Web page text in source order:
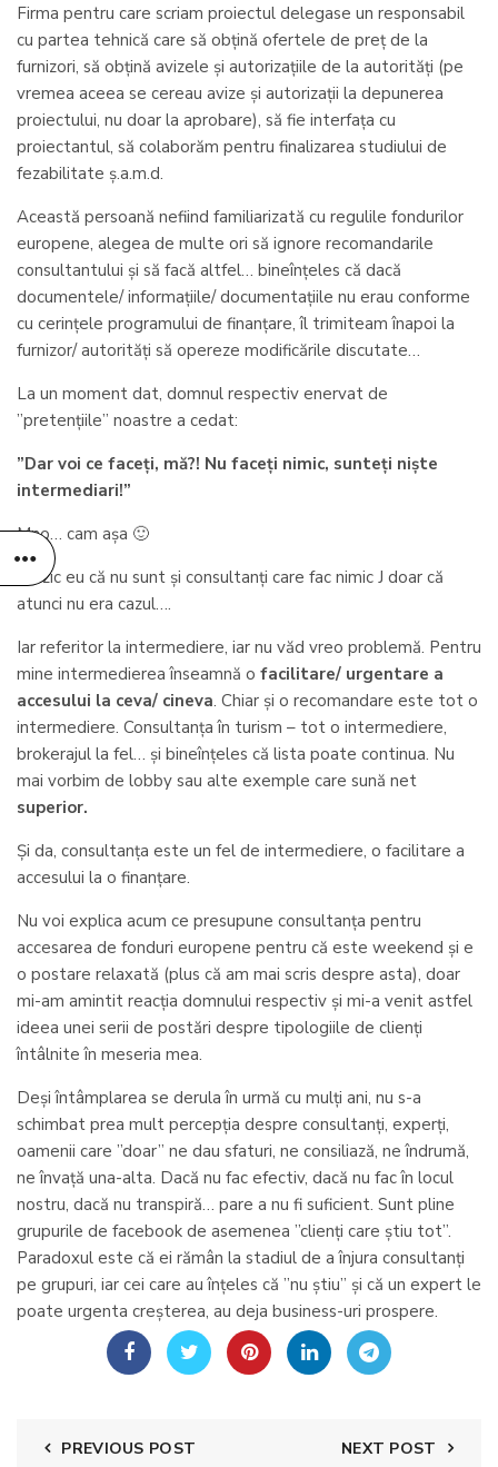
Firma pentru care scriam proiectul delegase un responsabil
cu partea tehnică care să obțină ofertele de preț de la
furnizori, să obțină avizele și autorizațiile de la autorități (pe
vremea aceea se cereau avize și autorizații la depunerea
proiectului, nu doar la aprobare), să fie interfața cu
proiectantul, să colaborăm pentru finalizarea studiului de
fezabilitate ș.a.m.d.
Această persoană nefiind familiarizată cu regulile fondurilor
europene, alegea de multe ori să ignore recomandarile
consultantului și să facă altfel… bineînțeles că dacă
documentele/ informațiile/ documentațiile nu erau conforme
cu cerințele programului de finanțare, îl trimiteam înapoi la
furnizor/ autorități să opereze modificările discutate…
La un moment dat, domnul respectiv enervat de
”pretențiile” noastre a cedat:
”Dar voi ce faceți, mă?! Nu faceți nimic, sunteți niște
intermediari!”
Mno… cam așa 🙂
Nu zic eu că nu sunt și consultanți care fac nimic J doar că
atunci nu era cazul….
Iar referitor la intermediere, iar nu văd vreo problemă. Pentru
mine intermedierea înseamnă o facilitare/ urgentare a
accesului la ceva/ cineva. Chiar și o recomandare este tot o
intermediere. Consultanța în turism – tot o intermediere,
brokerajul la fel… și bineînțeles că lista poate continua. Nu
mai vorbim de lobby sau alte exemple care sună net
superior.
Și da, consultanța este un fel de intermediere, o facilitare a
accesului la o finanțare.
Nu voi explica acum ce presupune consultanța pentru
accesarea de fonduri europene pentru că este weekend și e
o postare relaxată (plus că am mai scris despre asta), doar
mi-am amintit reacția domnului respectiv și mi-a venit astfel
ideea unei serii de postări despre tipologiile de clienți
întâlnite în meseria mea.
Deși întâmplarea se derula în urmă cu mulți ani, nu s-a
schimbat prea mult percepția despre consultanți, experți,
oamenii care ”doar” ne dau sfaturi, ne consiliază, ne îndrumă,
ne învață una-alta. Dacă nu fac efectiv, dacă nu fac în locul
nostru, dacă nu transpiră… pare a nu fi suficient. Sunt pline
grupurile de facebook de asemenea ”clienți care știu tot”.
Paradoxul este că ei rămân la stadiul de a înjura consultanți
pe grupuri, iar cei care au înțeles că ”nu știu” și că un expert le
poate urgenta creșterea, au deja business-uri prospere.
PREVIOUS POST NEXT POST